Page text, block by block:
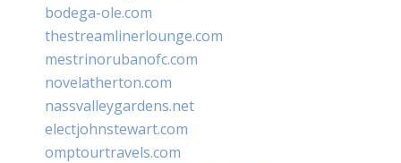
bodega-ole.com
thestreamlinerlounge.com
mestrinorubanofc.com
novelatherton.com
nassvalleygardens.net
electjohnstewart.com
omptourtravels.com